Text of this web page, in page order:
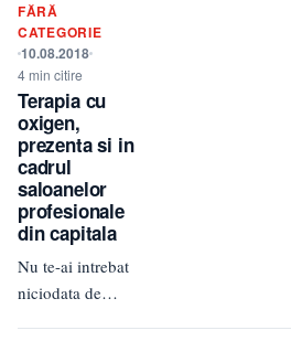
de moda este
diversitatea.
Fiecare poarta
ceea…
FĂRĂ
CATEGORIE
10.08.2018
4 min citire
Terapia cu
oxigen,
prezenta si in
cadrul
saloanelor
profesionale
din capitala
Nu te-ai intrebat
niciodata de